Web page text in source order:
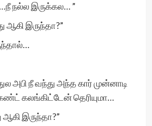
நல்ல இருக்கல… ”
ஆகி இருந்தா?”
அபி நீ வந்து அந்த கார் முன்னாடி
கலங்கிட்டேன் தெரியுமா…
இருந்தா?”